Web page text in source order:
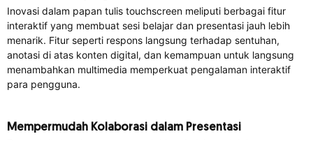
Inovasi dalam papan tulis touchscreen meliputi berbagai fitur
interaktif yang membuat sesi belajar dan presentasi jauh lebih
menarik. Fitur seperti respons langsung terhadap sentuhan,
anotasi di atas konten digital, dan kemampuan untuk langsung
menambahkan multimedia memperkuat pengalaman interaktif
para pengguna.
Mempermudah Kolaborasi dalam Presentasi